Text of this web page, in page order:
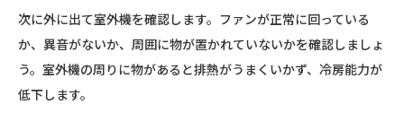
次に外に出て室外機を確認します。ファンが正常に回っている
か、異音がないか、周囲に物が置かれていないかを確認しましょ
う。室外機の周りに物があると排熱がうまくいかず、冷房能力が
低下します。